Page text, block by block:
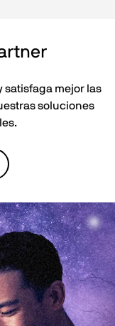
satisfaga mejor las
soluciones